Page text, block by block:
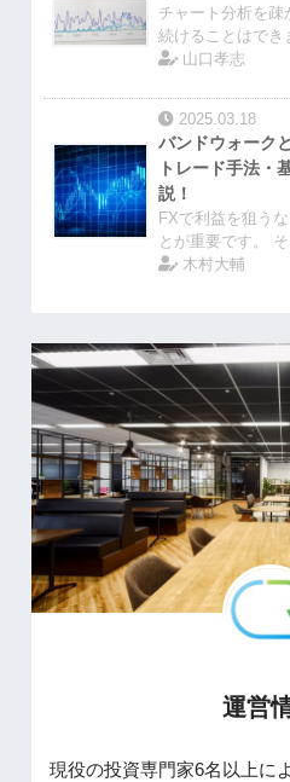
チャート分析を疎
続けることはで
山口孝志
2025.03.18
バンドウォーク
トレード手法・
説！
FXで利益を狙う
とが重要です。
木村大輔
運営
現役の投資専門家6名以上に